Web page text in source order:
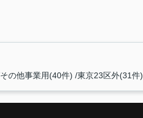
その他事業用(40件) 東京23区外(31件)